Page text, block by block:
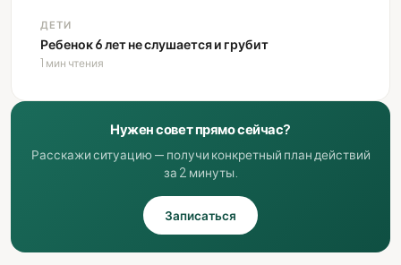
ДЕТИ
Ребенок 6 лет не слушается и грубит
1 мин чтения
Нужен совет прямо сейчас?
Расскажи ситуацию — получи конкретный план действий
за 2 минуты.
Записаться